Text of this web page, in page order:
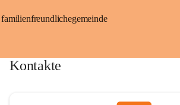
familienfreundlichegemeinde
Kontakte